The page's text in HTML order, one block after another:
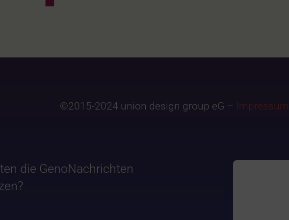
©2015-2024 union design group eG – Impressum
die GenoNachrichten